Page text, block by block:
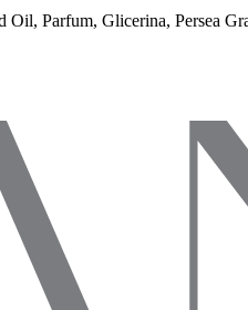
Oil, Parfum, Glicerina,